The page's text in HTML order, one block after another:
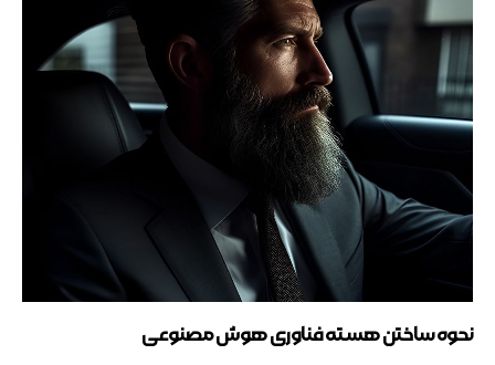
نحوه ساختن هسته فناوری هوش مصنوعی